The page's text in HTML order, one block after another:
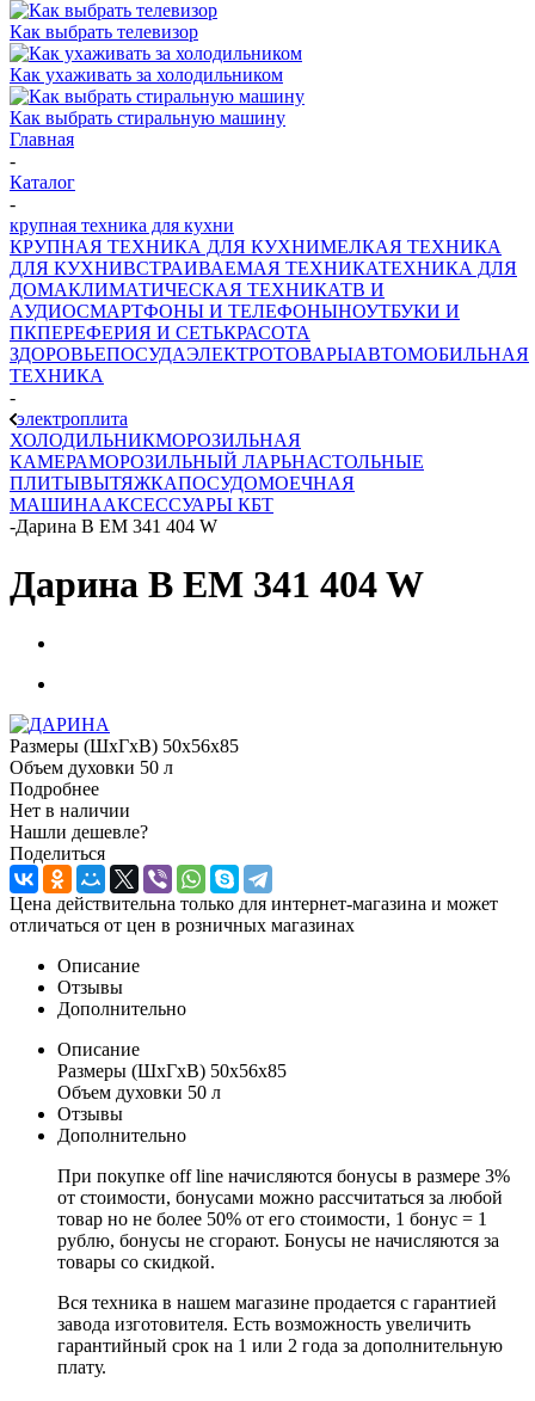
Как выбрать телевизор
Как ухаживать за холодильником
Как выбрать стиральную машину
Главная
-
Каталог
-
крупная техника для кухни
КРУПНАЯ ТЕХНИКА ДЛЯ КУХНИМЕЛКАЯ ТЕХНИКА
ДЛЯ КУХНИВСТРАИВАЕМАЯ ТЕХНИКАТЕХНИКА ДЛЯ
ДОМАКЛИМАТИЧЕСКАЯ ТЕХНИКАТВ И
AУДИОСМАРТФОНЫ И ТЕЛЕФОНЫНОУТБУКИ И
ПКПЕРЕФЕРИЯ И СЕТЬКРАСОТА
ЗДОРОВЬЕПОСУДАЭЛЕКТРОТОВАРЫАВТОМОБИЛЬНАЯ
ТЕХНИКА
-
электроплита
ХОЛОДИЛЬНИКМОРОЗИЛЬНАЯ
КАМЕРАМОРОЗИЛЬНЫЙ ЛАРЬНАСТОЛЬНЫЕ
ПЛИТЫВЫТЯЖКАПОСУДОМОЕЧНАЯ
МАШИНААКСЕССУАРЫ КБТ
-Дарина B EM 341 404 W
Дарина B EM 341 404 W
Размеры (ШхГхВ) 50x56x85
Объем духовки 50 л
Подробнее
Нет в наличии
Нашли дешевле?
Поделиться
Цена действительна только для интернет-магазина и может
отличаться от цен в розничных магазинах
Описание
Отзывы
Дополнительно
Описание
Размеры (ШхГхВ) 50x56x85
Объем духовки 50 л
Отзывы
Дополнительно
При покупке off line начисляются бонусы в размере 3%
от стоимости, бонусами можно рассчитаться за любой
товар но не более 50% от его стоимости, 1 бонус = 1
рублю, бонусы не сгорают. Бонусы не начисляются за
товары со скидкой.
Вся техника в нашем магазине продается с гарантией
завода изготовителя. Есть возможность увеличить
гарантийный срок на 1 или 2 года за дополнительную
плату.